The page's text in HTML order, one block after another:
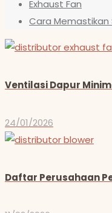
Exhaust Fan
Cara Memastikan
Ventilasi Dapur
24/01/2026
Daftar Perusahaan